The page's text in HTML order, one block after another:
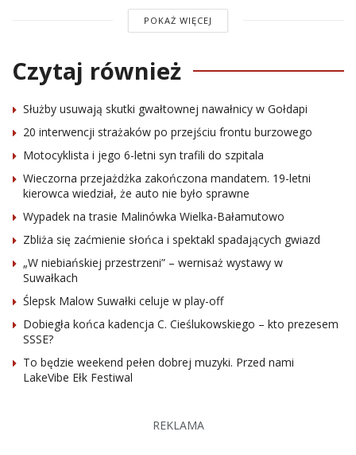
POKAŻ WIĘCEJ
Czytaj również
Służby usuwają skutki gwałtownej nawałnicy w Gołdapi
20 interwencji strażaków po przejściu frontu burzowego
Motocyklista i jego 6-letni syn trafili do szpitala
Wieczorna przejażdżka zakończona mandatem. 19-letni
kierowca wiedział, że auto nie było sprawne
Wypadek na trasie Malinówka Wielka-Bałamutowo
Zbliża się zaćmienie słońca i spektakl spadających gwiazd
„W niebiańskiej przestrzeni” – wernisaż wystawy w
Suwałkach
Ślepsk Malow Suwałki celuje w play-off
Dobiegła końca kadencja C. Cieślukowskiego – kto prezesem
SSSE?
To będzie weekend pełen dobrej muzyki. Przed nami
LakeVibe Ełk Festiwal
REKLAMA